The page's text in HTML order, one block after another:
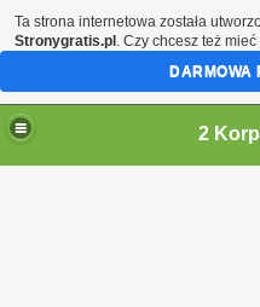
2
Ta strona internetowa została
Stronygratis.pl . Czy chcesz też
DARMOWA